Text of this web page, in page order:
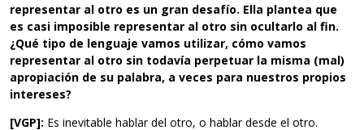
representar al otro es un gran desafío. Ella plantea que
es casi imposible representar al otro sin ocultarlo al fin.
¿Qué tipo de lenguaje vamos utilizar, cómo vamos
representar al otro sin todavía perpetuar la misma (mal)
apropiación de su palabra, a veces para nuestros propios
intereses?
[VGP]: Es inevitable hablar del otro, o hablar desde el otro.